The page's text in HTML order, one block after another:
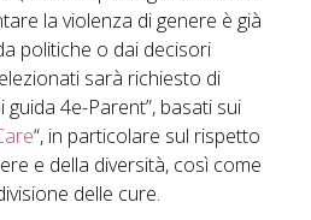
la violenza di genere è già
politiche o dai decisori
sarà richiesto di
4e-Parent”, basati sui
“, in particolare sul rispetto
e della diversità, così come
delle cure.